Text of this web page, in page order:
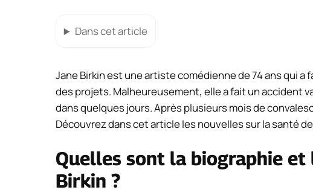
Dans cet article
Jane Birkin est une artiste comédienne de 74 ans qui
des projets. Malheureusement, elle a fait un accident
dans quelques jours. Après plusieurs mois de
Découvrez dans cet article les nouvelles sur la santé
Quelles sont la biographie
Birkin ?